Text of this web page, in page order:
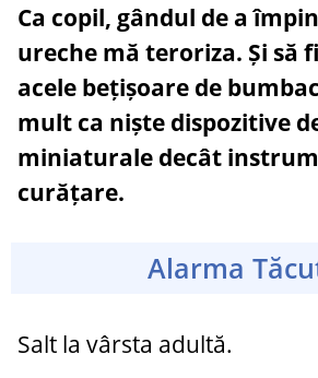
Ca copil, gândul de a
ureche mă teroriza. Și să
acele bețișoare de
mult ca niște dispozitive
miniaturale decât
curățare.
Alarma
Salt la vârsta adultă.